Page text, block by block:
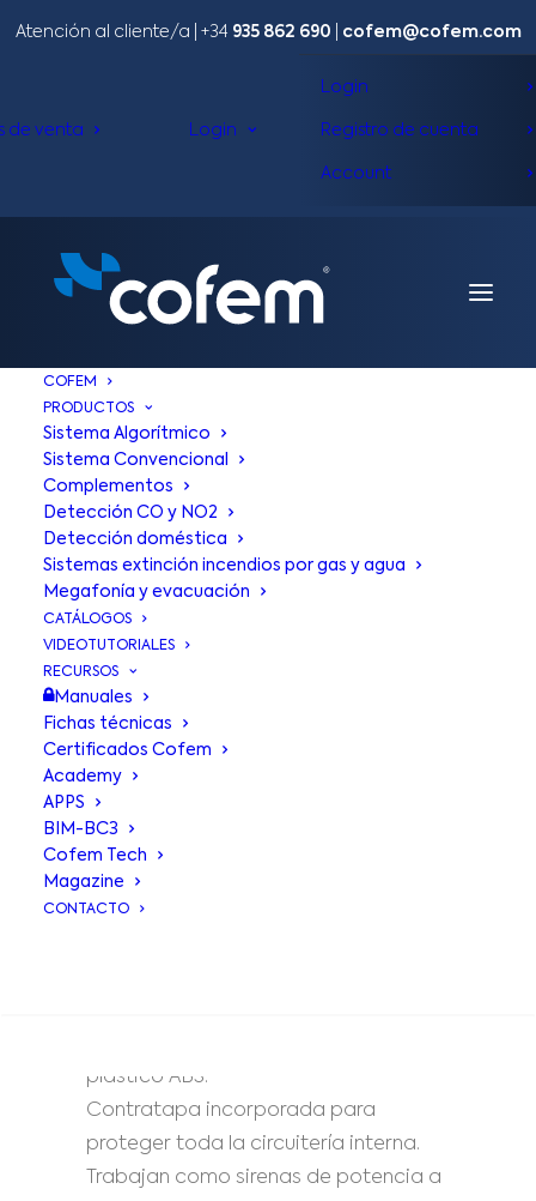
Atención al cliente/a​ | +34 935 862 690 cofem@cofem.com
de venta Login
Login
Registro de cuenta
Account
COFEM
PRODUCTOS
Sistema Algorítmico
Sistema Convencional
Complementos
Detección CO y NO2
Detección doméstica
Sistemas extinción incendios por gas y agua
Megafonía y evacuación
CATÁLOGOS
VIDEOTUTORIALES
RECURSOS
Manuales
Fichas técnicas
Certificados Cofem
Academy
APPS
BIM-BC3
Cofem Tech
Magazine
CONTACTO
Cuadro de
alarma exterior
CAEC
plástico ABS.
Contratapa incorporada para
proteger toda la circuitería interna.
Trabajan como sirenas de potencia a